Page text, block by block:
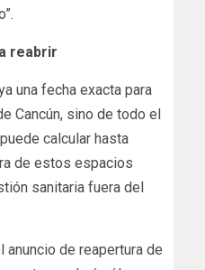
reabrir
una fecha exacta para
Cancún, sino de todo el
calcular hasta
de estos espacios
sanitaria fuera del
anuncio de reapertura de